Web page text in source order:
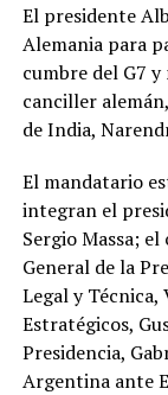
El presidente
Alemania para
cumbre del G7
canciller
de India,
El mandatario
integran el
Sergio Massa;
General de la
Legal y
Estratégicos,
Presidencia,
Argentina ante